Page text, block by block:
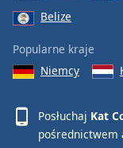
Belize
Popularne kraje
Niemcy
Posłuchaj Kat
pośrednictwem